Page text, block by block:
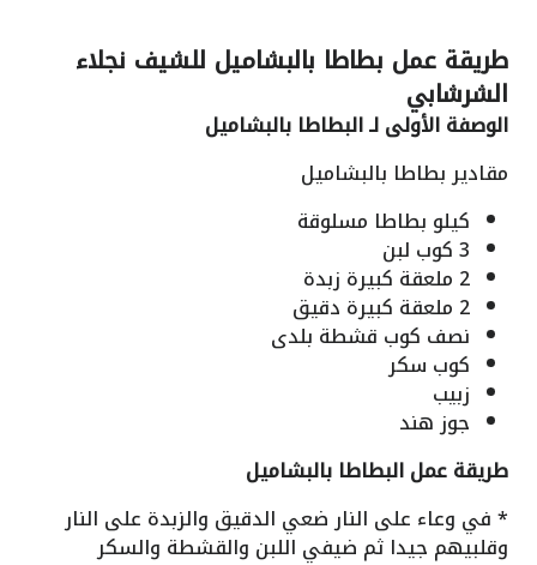
طريقة عمل بطاطا بالبشاميل للشيف نجلاء
الشرشابي
الوصفة الأولى لـ البطاطا بالبشاميل
مقادير بطاطا بالبشاميل
كيلو بطاطا مسلوقة
3 كوب لبن
2 ملعقة كبيرة زبدة
2 ملعقة كبيرة دقيق
نصف كوب قشطة بلدى
كوب سكر
زبيب
جوز هند
طريقة عمل البطاطا بالبشاميل
* في وعاء على النار ضعي الدقيق والزبدة على النار
وقلبيهم جيدا ثم ضيفي اللبن والقشطة والسكر